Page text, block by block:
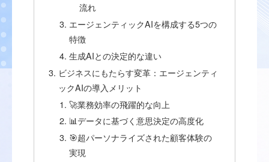
流れ
エージェンティックAIを構成する5つの
特徴
生成AIとの決定的な違い
ビジネスにもたらす変革：エージェンティ
ックAIの導入メリット
🚀業務効率の飛躍的な向上
📊データに基づく意思決定の高度化
🎯超パーソナライズされた顧客体験の
実現